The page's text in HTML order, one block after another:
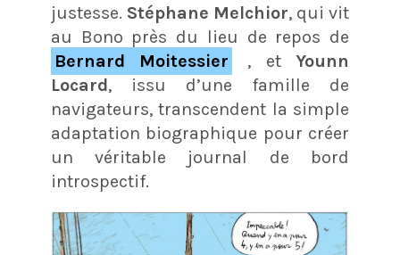
justesse. Stéphane Melchior, qui vit
au Bono près du lieu de repos de
Bernard Moitessier
, etYounn
Locard, issu d’une famille de
navigateurs, transcendent la simple
adaptation biographique pour créer
un véritable journal de bord
introspectif.